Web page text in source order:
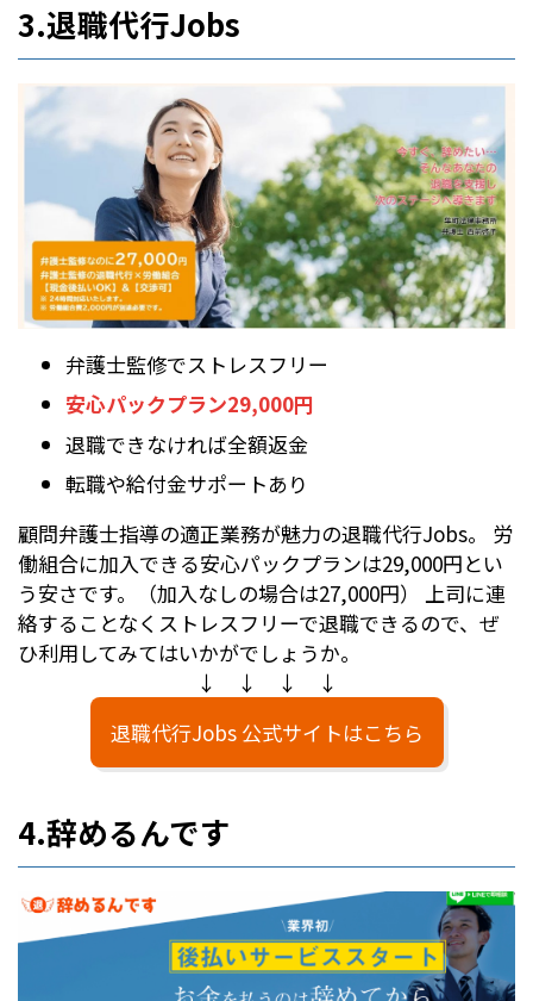
3.退職代行Jobs
弁護士監修でストレスフリー
安心パックプラン29,000円
退職できなければ全額返金
転職や給付金サポートあり
顧問弁護士指導の適正業務が魅力の退職代行Jobs。 労
働組合に加入できる安心パックプランは29,000円とい
う安さです。（加入なしの場合は27,000円） 上司に連
絡することなくストレスフリーで退職できるので、ぜ
ひ利用してみてはいかがでしょうか。
↓ ↓ ↓ ↓
退職代行Jobs 公式サイトはこちら
4.辞めるんです